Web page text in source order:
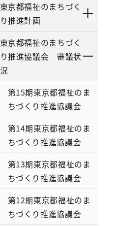
東京都福祉のまちづく
り推進計画
東京都福祉のまちづく
り推進協議会 審議状
況
第15期東京都福祉のま
ちづくり推進協議会
第14期東京都福祉のま
ちづくり推進協議会
第13期東京都福祉のま
ちづくり推進協議会
第12期東京都福祉のま
ちづくり推進協議会